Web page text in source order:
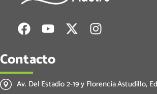
Contacto
Av. Del Estadio 2-19 y Florencia Astudillo,